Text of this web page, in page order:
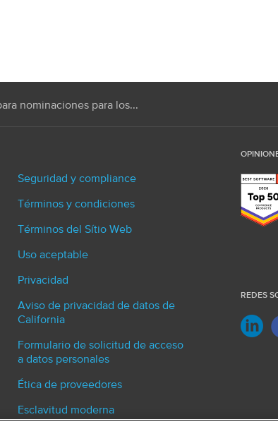
nominaciones para los...
Seguridad y compliance
Términos y condiciones
Términos del Sítio Web
Uso aceptable
Privacidad
Aviso de privacidad de datos de
California
Formulario de solicitud de acceso
a datos personales
Ética de proveedores
Esclavitud moderna
REDES